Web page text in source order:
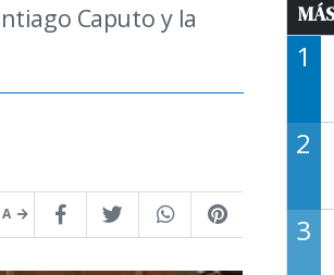
Caputo y la
1
2
3